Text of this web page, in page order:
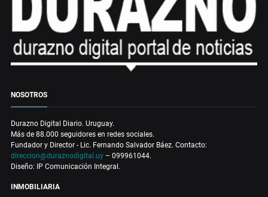
NOSOTROS
Durazno Digital Diario. Uruguay.
Más de 88.000 seguidores en redes sociales.
Fundador y Director - Lic. Fernando Salvador Báez. Contacto:
direccion@duraznodigital.uy – 099961044.
Diseño: IP Comunicación Integral.
INMOBILIARIA